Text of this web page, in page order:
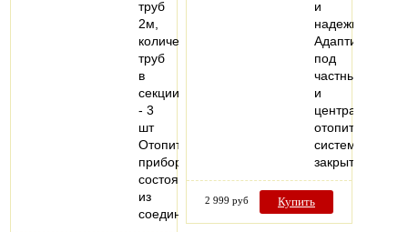
труб
2м,
количество
труб
в
секции
- 3
шт
Отопительный
прибор,
состоящий
из
соединенных…
и
надежности.
Адаптирован
под
частные
и
отопительные
системы
закрытого…
2 999 руб Купить